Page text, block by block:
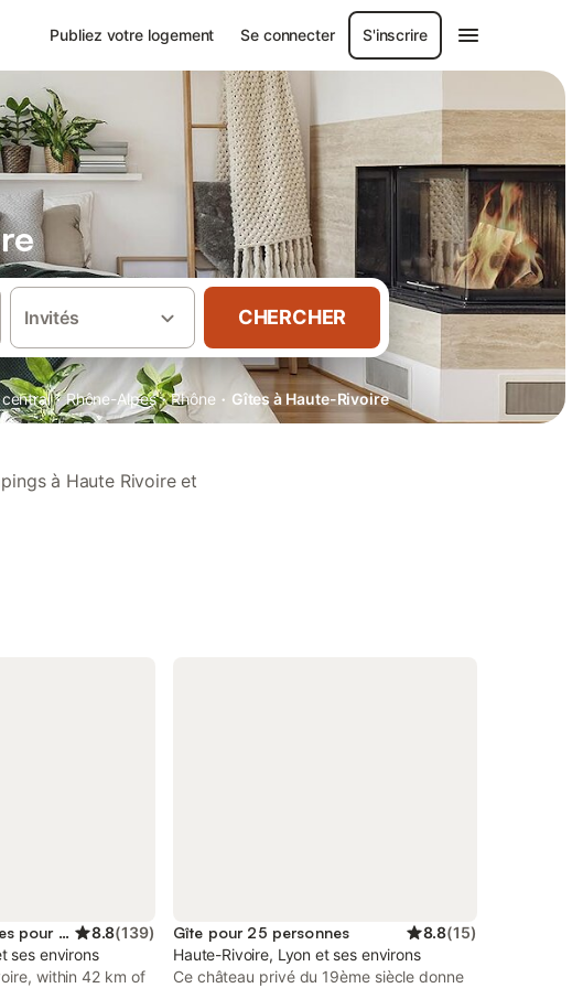
Publiez votre logement Se connecter S'inscrire
Invités CHERCHER
· Rhône-Alpes · Rhône · Gîtes à Haute-Rivoire
à Haute Rivoire et
Location de vacances pour 4 personnes 8.8(139)
ses environs
within 42 km of
Gîte pour 25 personnes 8.8(15)
Haute-Rivoire, Lyon et ses environs
Ce château privé du 19ème siècle donne